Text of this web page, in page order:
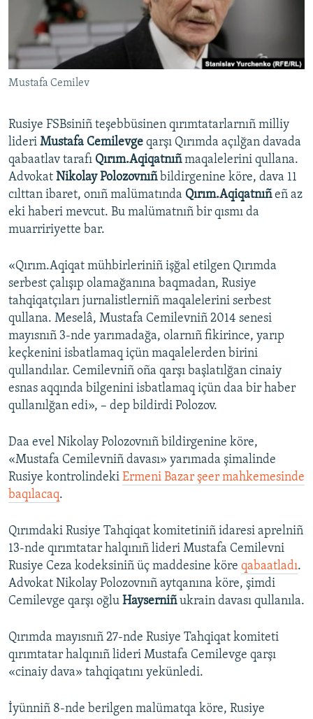
Русский
Українською
QOŞULIÑIZ!
RFE/RS bütün saytları
Mustafa Cemilev
Rusiye FSBsiniñ teşebbüsinen qırımtatarlarnıñ milliy
lideri Mustafa Cemilevge qarşı Qırımda açılğan davada
qabaatlav tarafı Qırım.Aqiqatnıñmaqalelerini qullana.
Advokat Nikolay Polozovnıñbildirgenine köre, dava 11
cılttan ibaret, onıñ malümatında Qırım.Aqiqatnıñeñ az
eki haberi mevcut. Bu malümatnıñ bir qısmı da
muarririyette bar.
«Qırım.Aqiqat mühbirleriniñ işğal etilgen Qırımda
serbest çalışıp olamağanına baqmadan, Rusiye
tahqiqatçıları jurnalistlerniñ maqalelerini serbest
qullana. Meselâ, Mustafa Cemilevniñ 2014 senesi
mayısnıñ 3-nde yarımadağa, olarnıñ fikirince, yarıp
keçkenini isbatlamaq içün maqalelerden birini
qullandılar. Cemilevniñ oña qarşı başlatılğan cinaiy
esnas aqqında bilgenini isbatlamaq içün daa bir haber
qullanılğan edi», – dep bildirdi Polozov.
Daa evel Nikolay Polozovnıñ bildirgenine köre,
«Mustafa Cemilevniñ davası» yarımada şimalinde
Rusiye kontrolindeki Ermeni Bazar şeer mahkemesinde
baqılacaq.
Qırımdaki Rusiye Tahqiqat komitetiniñ idaresi aprelniñ
13-nde qırımtatar halqınıñ lideri Mustafa Cemilevni
Rusiye Ceza kodeksiniñ üç maddesine köre qabaatladı.
Advokat Nikolay Polozovnıñ aytqanına köre, şimdi
Cemilevge qarşı oğlu Hayserniñukrain davası qullanıla.
Qırımda mayısnıñ 27-nde Rusiye Tahqiqat komiteti
qırımtatar halqınıñ lideri Mustafa Cemilevge qarşı
«cinaiy dava» tahqiqatını yekünledi.
İyünniñ 8-nde berilgen malümatqa köre, Rusiye